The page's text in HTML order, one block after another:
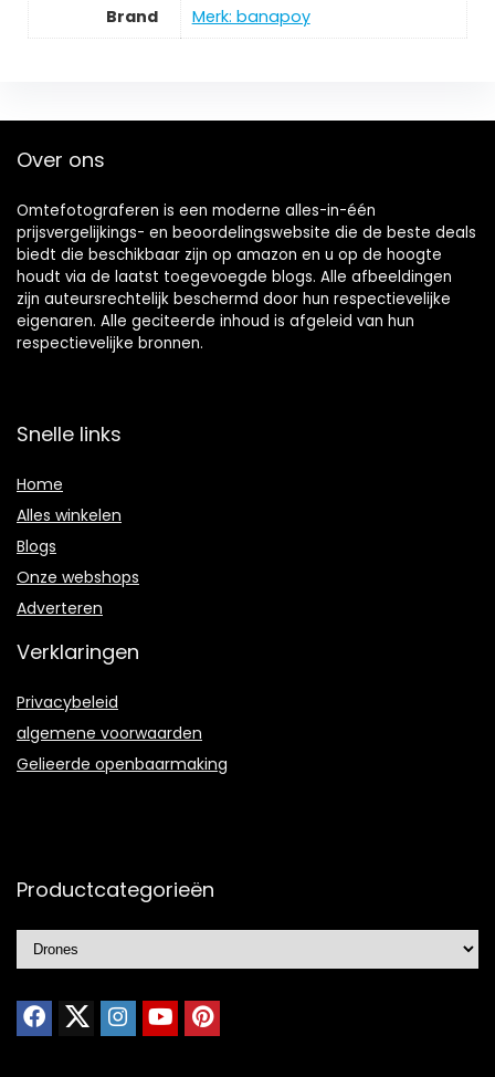
Brand Merk: banapoy
Over ons
Omtefotograferen is een moderne alles-in-één
prijsvergelijkings- en beoordelingswebsite die de beste deals
biedt die beschikbaar zijn op amazon en u op de hoogte
houdt via de laatst toegevoegde blogs. Alle afbeeldingen
zijn auteursrechtelijk beschermd door hun respectievelijke
eigenaren. Alle geciteerde inhoud is afgeleid van hun
respectievelijke bronnen.
Snelle links
Home
Alles winkelen
Blogs
Onze webshops
Adverteren
Verklaringen
Privacybeleid
algemene voorwaarden
Gelieerde openbaarmaking
Productcategorieën